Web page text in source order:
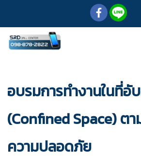
อบรมการทำงานในที่อั
(Confined Space) ต
ความปลอดภัย